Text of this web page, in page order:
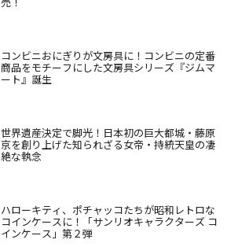
コンビニおにぎりが文房具に！コンビニの定番
商品をモチーフにした文房具シリーズ『ジムマ
ート』誕生
世界遺産決定で脚光！日本初の巨大都城・藤原
京を創り上げた知られざる女帝・持統天皇の凄
絶な執念
ハローキティ、ポチャッコたちが昭和レトロな
コインケースに！「サンリオキャラクターズ コ
インケース」第２弾